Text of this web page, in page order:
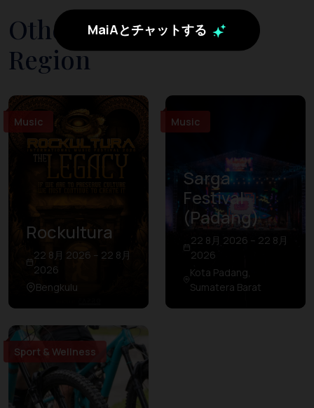
MaiAとチャットする
Other Events in The
Region
Music
Rockultura
22 8月 2026 – 22 8月
2026
Bengkulu
Music
Sarga
Festival
(Padang)
22 8月 2026 – 22 8月
2026
Kota Padang,
Sumatera Barat
Sport & Wellness